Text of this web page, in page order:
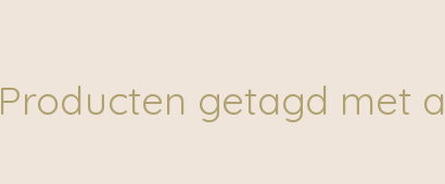
Producten getagd met